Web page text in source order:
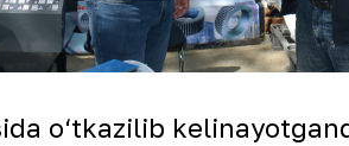
o‘tkazilib